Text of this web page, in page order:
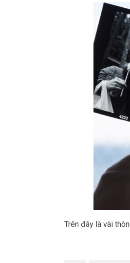
Trên đây là vài